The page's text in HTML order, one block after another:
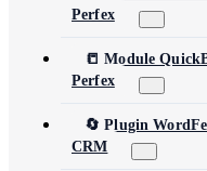
📋
🗣️
💡Idea FMS
Perfex
📒 Module
Perfex
🔄 Plugin
CRM